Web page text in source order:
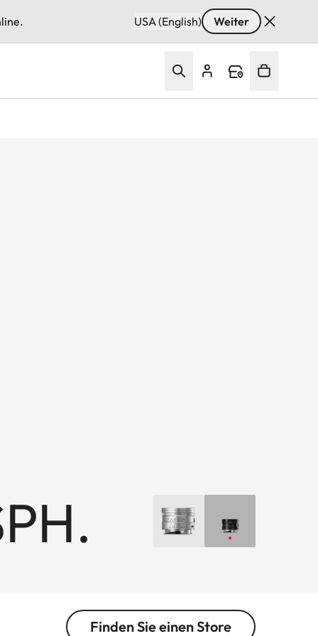
USA (English) Weiter
Finden Sie einen Store